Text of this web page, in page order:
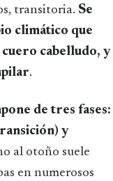
transitoria. Se
climático que
cuero cabelludo, y
.
de tres fases:
y
al otoño suele
en numerosos